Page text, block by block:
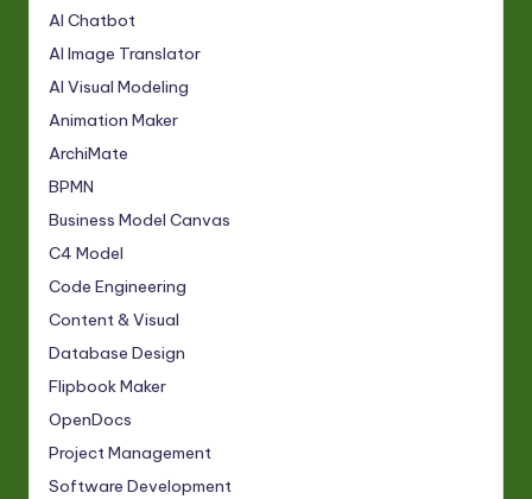
AI Chatbot
AI Image Translator
AI Visual Modeling
Animation Maker
ArchiMate
BPMN
Business Model Canvas
C4 Model
Code Engineering
Content & Visual
Database Design
Flipbook Maker
OpenDocs
Project Management
Software Development